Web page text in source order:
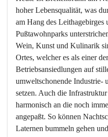
hoher Lebensqualität, was
am Hang des Leithagebirges
Pußtawohnparks
Wein, Kunst und Kulinarik
Ortes, welcher es als einer
Betriebsansiedlungen auf
umweltschonende Industrie-
setzen. Auch die
harmonisch an die noch
angepaßt. So können
Laternen bummeln gehen